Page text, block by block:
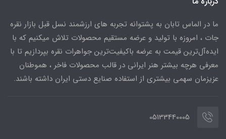
ما در الماس تابان به پشتوانه تجربه های ارزشمند نسل قبل بازار نقره
جات ، امروزه با تولید و عرضه مستقیم محصولات تلاش میکنیم که با
ایده‌آل‌ترین قیمت به عرضه باکیفیت‌ترین جواهرات نقره بپردازیم تا با
معرفی هرچه بیشتر هنر ایرانی در قالب محصولات فاخر ، هموطنان
عزیزمان سهمی بیشتری از استفاده صنایع دستی ایران داشته باشند.
05133440005